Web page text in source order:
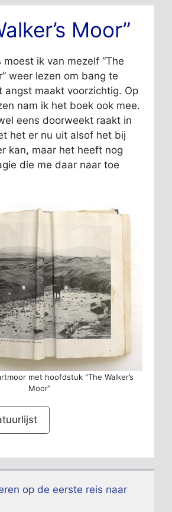
Moor”
moest ik van mezelf “The
weer lezen om bang te
angst maakt voorzichtig. Op
nam ik het boek ook mee.
eens doorweekt raakt in
het er nu uit alsof het bij
kan, maar het heeft nog
die me daar naar toe
met hoofdstuk “The Walker’s
Moor”
op de eerste reis naar